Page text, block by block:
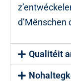
d’Mënschen
Qualitéit